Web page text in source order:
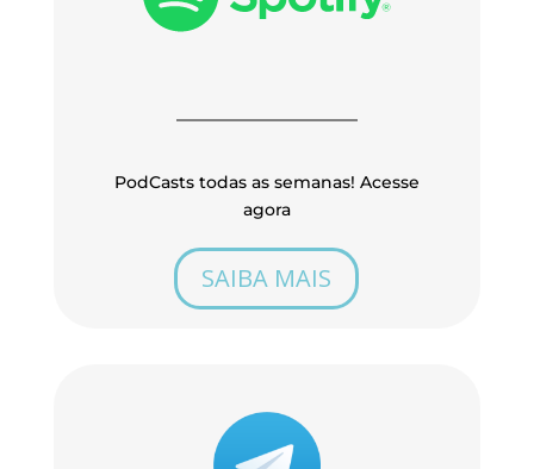
PodCasts todas as semanas! Acesse
agora
SAIBA MAIS